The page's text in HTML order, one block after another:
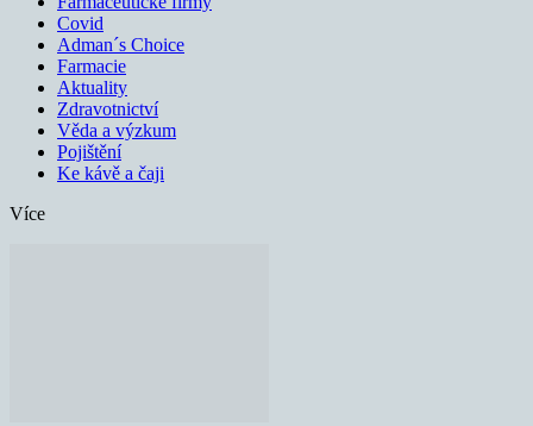
Covid
Adman´s Choice
Farmacie
Aktuality
Zdravotnictví
Věda a výzkum
Pojištění
Ke kávě a čaji
Více